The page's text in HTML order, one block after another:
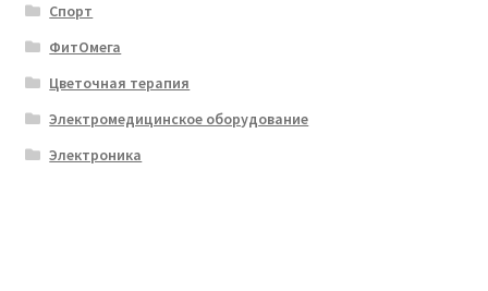
Спорт
ФитОмега
Цветочная терапия
Электромедицинское оборудование
Электроника